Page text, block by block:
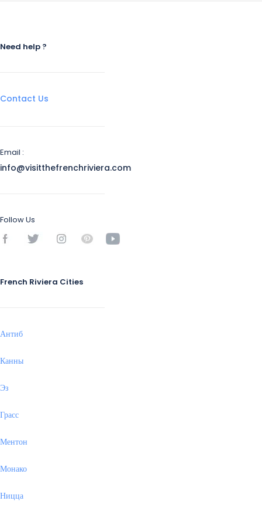
Need help ?
Contact Us
Email :
info@visitthefrenchriviera.com
Follow Us
French Riviera Cities
Антиб
Канны
Эз
Грасс
Ментон
Монако
Ницца